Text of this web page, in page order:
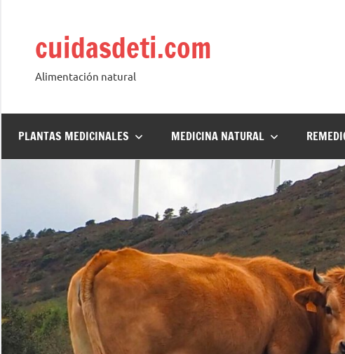
contenidocuidasdeti.com
Alimentación natural
PLANTAS MEDICINALES MEDICINA NATURAL